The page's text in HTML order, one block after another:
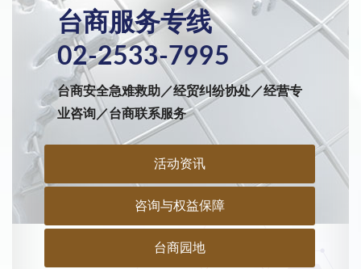
台商服务专线
02-2533-7995
台商安全急难救助／经贸纠纷协处／经营专
业咨询／台商联系服务
活动资讯
咨询与权益保障
台商园地